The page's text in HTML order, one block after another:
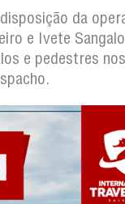
da
e Ivete
e pedestres nos